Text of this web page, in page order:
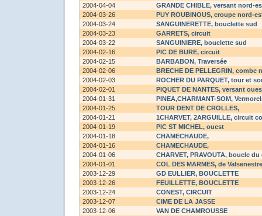
2004-04-04
GRANDE CHIBLE, versant nord-
2004-03-26
PUY ROUBINOUS, croupe nord-
2004-03-24
SANGUINERETTE, bouclette sud
2004-03-23
GARRETS, circuit
2004-03-22
SANGUINIERE, bouclette sud
2004-02-16
PIC DE BURE, circuit
2004-02-15
BARBABON, Traversée
2004-02-06
BRECHE DE PELLEGRIN, combe
2004-02-03
ROCHER DU PARQUET, tour et
2004-02-01
PIQUET DE NANTES, versant
2004-01-31
PINEA,CHARMANT-SOM,
2004-01-25
TOUR DENT DE CROLLES,
2004-01-21
1CHARVET, 2ARGUILLE, circuit
2004-01-19
PIC ST MICHEL, ouest
2004-01-18
CHAMECHAUDE,
2004-01-16
CHAMECHAUDE,
2004-01-06
CHARVET, PRAVOUTA, boucle du
2004-01-01
COL DES MARMES, de Valsenestre
2003-12-29
GD EULLIER, BOUCLETTE
2003-12-26
FEUILLETTE, BOUCLETTE
2003-12-24
CONEST, CIRCUIT
2003-12-07
CIME DE LA JASSE
2003-12-06
VAN DE CHAMROUSSE